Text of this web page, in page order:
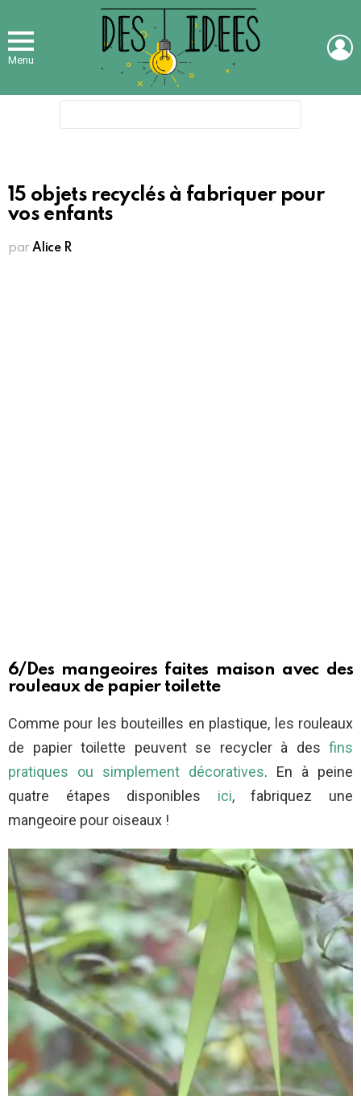
Menu
15 objets recyclés à fabriquer pour
vos enfants
par Alice R
6/Des mangeoires faites maison avec des
rouleaux de papier toilette
Comme pour les bouteilles en plastique, les rouleaux
de papier toilette peuvent se recycler à des fins
pratiques ou simplement décoratives. En à peine
quatre étapes disponibles ici, fabriquez une
mangeoire pour oiseaux !